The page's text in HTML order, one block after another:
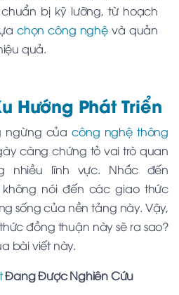
bị kỹ lưỡng, từ hoạch
chọn công nghệvà quản
quả.
Hướng Phát Triển
ngừng củacông nghệ thông
càng chứng tỏ vai trò quan
nhiều lĩnh vực. Nhắc đến
không nói đến các giao thức
sống của nền tảng này. Vậy,
đồng thuận này sẽ ra sao?
bài viết này.
Đang Được Nghiên Cứu